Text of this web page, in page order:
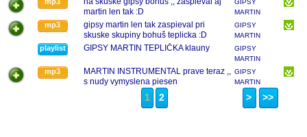
KLAUNI
martin len tak :D
GIPSY
MARTIN
TEPLIČKA
KLAUNI
mp3
gipsy martin len tak zaspieval pri
skuske skupiny bohuš teplicka :D
GIPSY
MARTIN
TEPLIČKA
KLAUNI
playlist GIPSY MARTIN TEPLIČKA klauny
GIPSY
MARTIN
TEPLIČKA
KLAUNI
mp3
MARTIN INSTRUMENTAL prave teraz ,,
s nudy vymyslena piesen
GIPSY
MARTIN
TEPLIČKA
KLAUNI
1 2 > >>